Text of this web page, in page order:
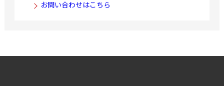
お問い合わせはこちら